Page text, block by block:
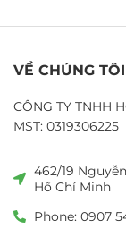
VỀ CHÚNG TÔI
CÔNG TY TNHH
MST: 0319306225
462/19
Hồ Chí Minh
Phone: 0907